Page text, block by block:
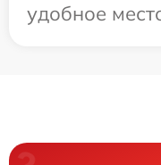
удобное